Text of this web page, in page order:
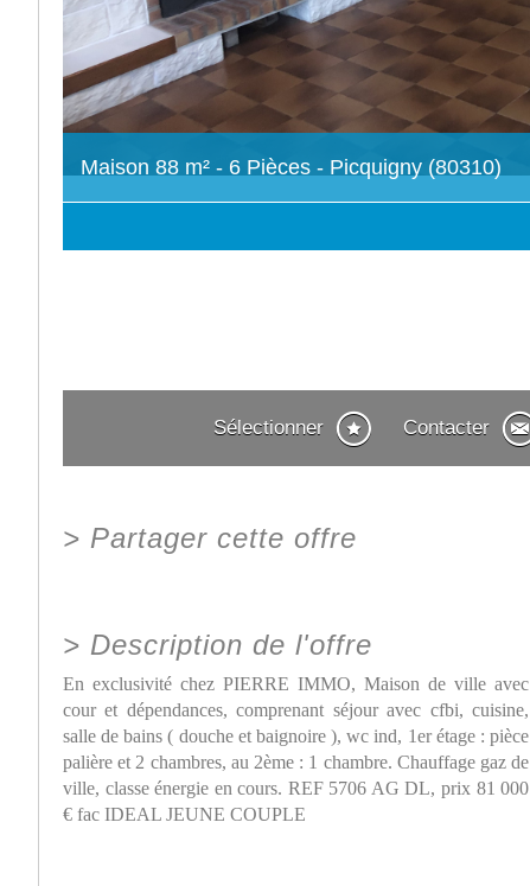
Maison 88 m² - 6 Pièces - Picquigny (80310)
Sélectionner Contacter
> Partager cette offre
> Description de l'offre
En exclusivité chez PIERRE IMMO, Maison de ville avec
cour et dépendances, comprenant séjour avec cfbi, cuisine,
salle de bains ( douche et baignoire ), wc ind, 1er étage : pièce
palière et 2 chambres, au 2ème : 1 chambre. Chauffage gaz de
ville, classe énergie en cours. REF 5706 AG DL, prix 81 000
€ fac IDEAL JEUNE COUPLE